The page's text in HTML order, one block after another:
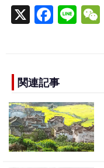
X F
a
e
b
o
o
k
Li
n
関連記事